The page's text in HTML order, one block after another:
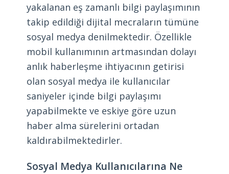
yakalanan eş zamanlı bilgi paylaşımının
takip edildiği dijital mecraların tümüne
sosyal medya denilmektedir. Özellikle
mobil kullanımının artmasından dolayı
anlık haberleşme ihtiyacının getirisi
olan sosyal medya ile kullanıcılar
saniyeler içinde bilgi paylaşımı
yapabilmekte ve eskiye göre uzun
haber alma sürelerini ortadan
kaldırabilmektedirler.
Sosyal Medya Kullanıcılarına Ne